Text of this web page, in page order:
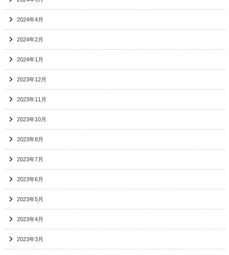
2024年4月
2024年2月
2024年1月
2023年12月
2023年11月
2023年10月
2023年8月
2023年7月
2023年6月
2023年5月
2023年4月
2023年3月